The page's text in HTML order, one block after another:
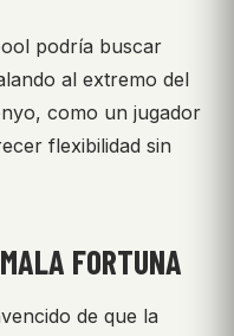
podría buscar
al extremo del
como un jugador
flexibilidad sin
FORTUNA
de que la